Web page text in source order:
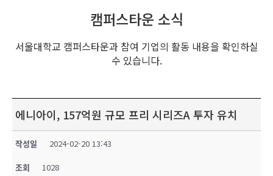
캠퍼스타운 소식
서울대학교 캠퍼스타운과 참여 기업의 활동 내용을 확인하실
수 있습니다.
에니아이, 157억원 규모 프리 시리즈A 투자 유치
작성일 2024-02-20 13:43
조회 1028